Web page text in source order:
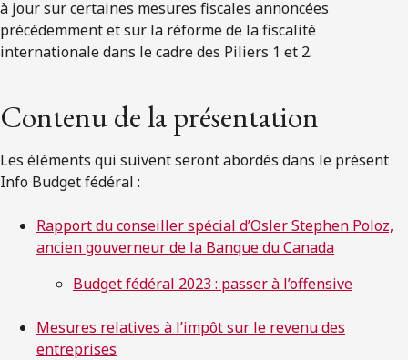
à jour sur certaines mesures fiscales annoncées
précédemment et sur la réforme de la fiscalité
internationale dans le cadre des Piliers 1 et 2.
Contenu de la présentation
Les éléments qui suivent seront abordés dans le présent
Info Budget fédéral :
Rapport du conseiller spécial d’Osler Stephen Poloz,
ancien gouverneur de la Banque du Canada
Budget fédéral 2023 : passer à l’offensive
Mesures relatives à l’impôt sur le revenu des
entreprises